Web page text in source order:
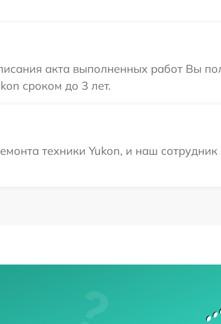
акта выполненных работ Вы
сроком до 3 лет.
техники Yukon, и наш сотрудник